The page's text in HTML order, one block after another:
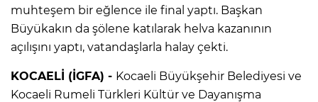
muhteşem bir eğlence ile final yaptı. Başkan
Büyükakın da şölene katılarak helva kazanının
açılışını yaptı, vatandaşlarla halay çekti.
KOCAELİ (İGFA) - Kocaeli Büyükşehir Belediyesi ve
Kocaeli Rumeli Türkleri Kültür ve Dayanışma